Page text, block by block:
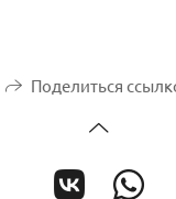
Поделиться